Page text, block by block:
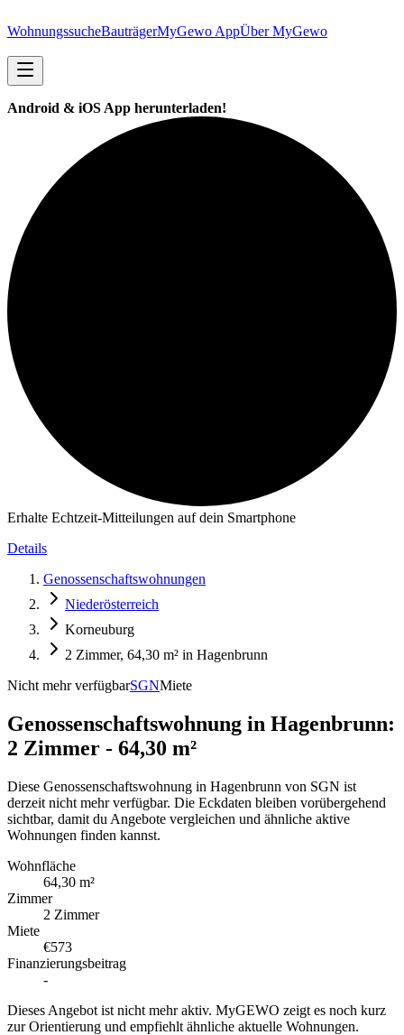
WohnungssucheBauträgerMyGewo AppÜber MyGewo
Android & iOS App herunterladen!
Erhalte Echtzeit-Mitteilungen auf dein Smartphone
Details
Genossenschaftswohnungen
Niederösterreich
Korneuburg
2 Zimmer, 64,30 m² in Hagenbrunn
Nicht mehr verfügbarSGNMiete
Genossenschaftswohnung in Hagenbrunn:
2 Zimmer - 64,30 m²
Diese Genossenschaftswohnung in Hagenbrunn von SGN ist
derzeit nicht mehr verfügbar. Die Eckdaten bleiben vorübergehend
sichtbar, damit du Angebote vergleichen und ähnliche aktive
Wohnungen finden kannst.
Wohnfläche
64,30 m²
Zimmer
2 Zimmer
Miete
€573
Finanzierungsbeitrag
-
Dieses Angebot ist nicht mehr aktiv. MyGEWO zeigt es noch kurz
zur Orientierung und empfiehlt ähnliche aktuelle Wohnungen.